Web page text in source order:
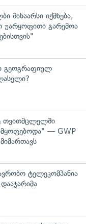
შინაარსი იქმნება,
უარყოფითი გარემოა
გეოგრაფიულ
თვითმცლელში
— GWP
ტელეკომპანია